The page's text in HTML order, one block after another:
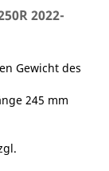
2022-
Gewicht des
245 mm